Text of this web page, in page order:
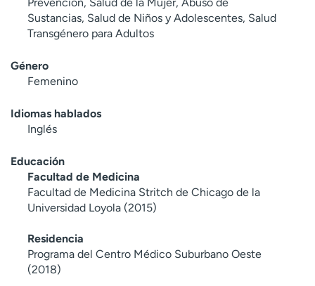
Sustancias, Salud de Niños y Adolescentes, Salud
Transgénero para Adultos
Género
Femenino
Idiomas hablados
Inglés
Educación
Facultad de Medicina
Facultad de Medicina Stritch de Chicago de la
Universidad Loyola (2015)
Residencia
Programa del Centro Médico Suburbano Oeste
(2018)